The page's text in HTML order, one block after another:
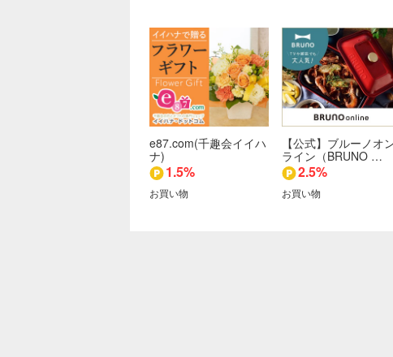
e87.com(千趣会イイハ
ナ)
1.5%
お買い物
【公式】ブルーノオ
ライン（BRUNO …
2.5%
お買い物